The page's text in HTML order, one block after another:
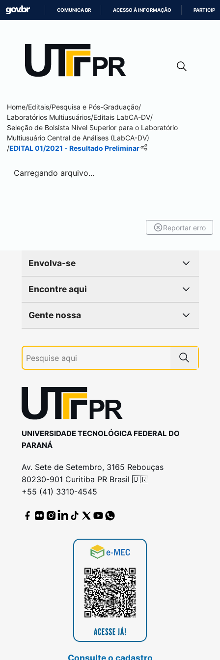
CONTEÚDO
COMUNICA BR ACESSO À INFORMAÇÃO PARTICIPE
Home/Editais/Pesquisa e Pós-Graduação/
Laboratórios Multiusuários/Editais LabCA-DV/
Seleção de Bolsista Nível Superior para o Laboratório
Multiusuário Central de Análises (LabCA-DV)
/EDITAL 01/2021 - Resultado Preliminar
Carregando arquivo...
Reportar erro
Envolva-se
Encontre aqui
Gente nossa
UNIVERSIDADE TECNOLÓGICA FEDERAL DO
PARANÁ
Av. Sete de Setembro, 3165 Rebouças
80230-901 Curitiba PR Brasil 🇧🇷
+55 (41) 3310-4545
Consulte o cadastro